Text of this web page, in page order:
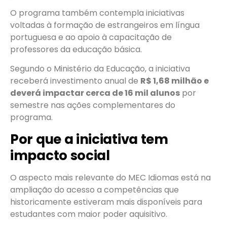
O programa também contempla iniciativas
voltadas à formação de estrangeiros em língua
portuguesa e ao apoio à capacitação de
professores da educação básica.
Segundo o Ministério da Educação, a iniciativa
receberá investimento anual de R$ 1,68 milhão e
deverá impactar cerca de 16 mil alunos por
semestre nas ações complementares do
programa.
Por que a iniciativa tem
impacto social
O aspecto mais relevante do MEC Idiomas está na
ampliação do acesso a competências que
historicamente estiveram mais disponíveis para
estudantes com maior poder aquisitivo.